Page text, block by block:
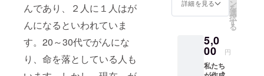
んであり、２人に１人はが
んになるといわれていま
す。20～30代でがんにな
り、命を落としている人も
の分野に分
課題の解決
方法を考え
ていく会議
LINEを
使用し
方であ
れば、
LINEス
タンプ
詳細を見る ン
を
選
択
す
る
5,0
00 円
私たち